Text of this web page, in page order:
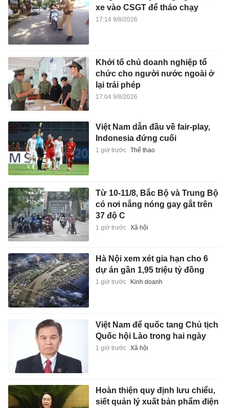
xe vào CSGT để tháo chạy
17:14 9/8/2026
Khởi tố chủ doanh nghiệp tổ
chức cho người nước ngoài ở
lại trái phép
17:04 9/8/2026
Việt Nam dẫn đầu về fair-play,
Indonesia đứng cuối
1 giờ trước Thể thao
Từ 10-11/8, Bắc Bộ và Trung Bộ
có nơi nắng nóng gay gắt trên
37 độ C
1 giờ trước Xã hội
Hà Nội xem xét gia hạn cho 6
dự án gần 1,95 triệu tỷ đồng
1 giờ trước Kinh doanh
Việt Nam để quốc tang Chủ tịch
Quốc hội Lào trong hai ngày
1 giờ trước Xã hội
Hoàn thiện quy định lưu chiểu,
siết quản lý xuất bản phẩm điện